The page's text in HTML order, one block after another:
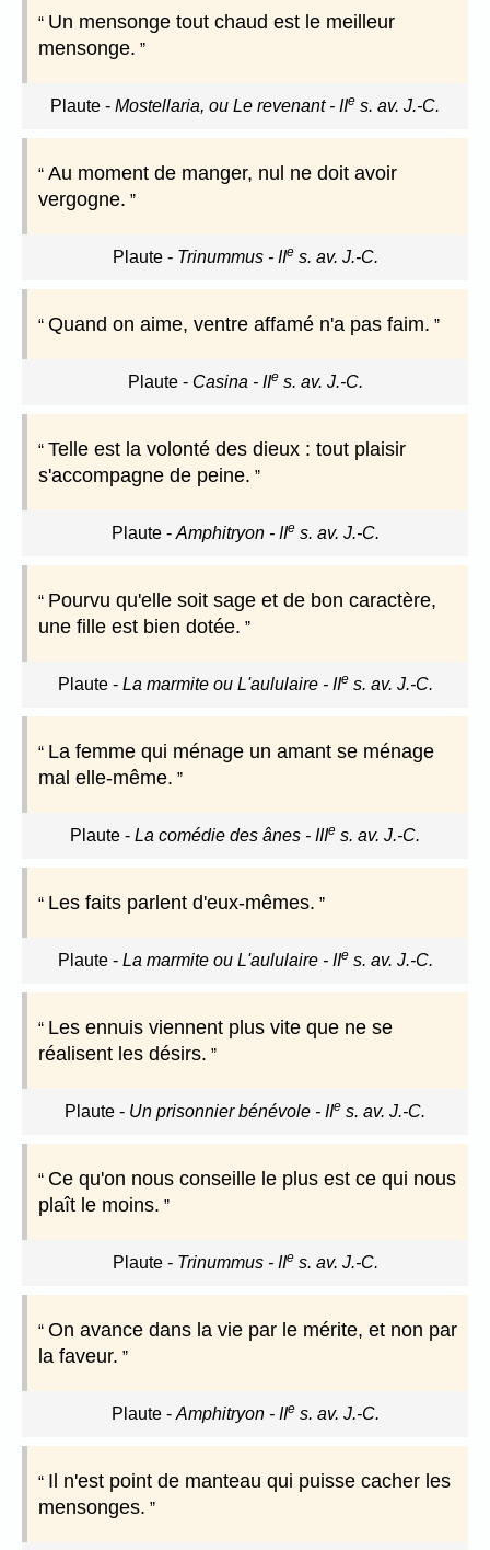
Un mensonge tout chaud est le meilleur
mensonge.
Plaute - Mostellaria, ou Le revenant - IIe s. av. J.-C.
Au moment de manger, nul ne doit avoir
vergogne.
Plaute- Trinummus - IIes. av. J.-C.
Quand on aime, ventre affamé n'a pas faim.
Plaute- Casina - IIes. av. J.-C.
Telle est la volonté des dieux : tout plaisir
s'accompagne de peine.
Plaute- Amphitryon - IIes. av. J.-C.
Pourvu qu'elle soit sage et de bon caractère,
une fille est bien dotée.
Plaute- La marmite ou L'aululaire - IIes. av. J.-C.
La femme qui ménage un amant se ménage
mal elle-même.
Plaute - La comédie des ânes - IIIe s. av. J.-C.
Les faits parlent d'eux-mêmes.
Plaute- La marmite ou L'aululaire - IIes. av. J.-C.
Les ennuis viennent plus vite que ne se
réalisent les désirs.
Plaute - Un prisonnier bénévole - IIe s. av. J.-C.
Ce qu'on nous conseille le plus est ce qui nous
plaît le moins.
Plaute- Trinummus - IIes. av. J.-C.
On avance dans la vie par le mérite, et non par
la faveur.
Plaute- Amphitryon - IIes. av. J.-C.
Il n'est point de manteau qui puisse cacher les
mensonges.